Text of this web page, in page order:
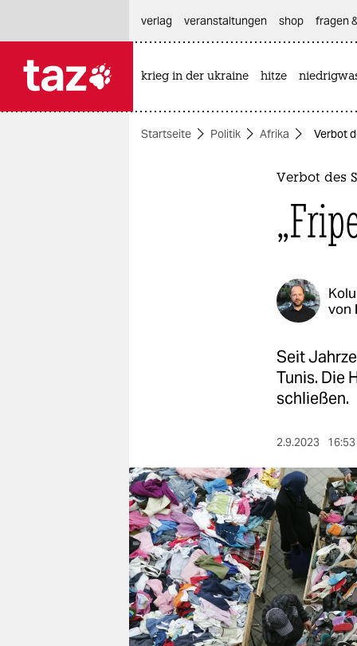
themen
verlag
verlag
veranstaltungen
shop
fragen & hilfe
unterstützen
verlag
veranstaltungen shop fragen
krieg in der ukraine hitze
Startseite Politik Afrika Verbot
Verbot des
von
Seit
Tunis. Die
schließen.
2.9.2023